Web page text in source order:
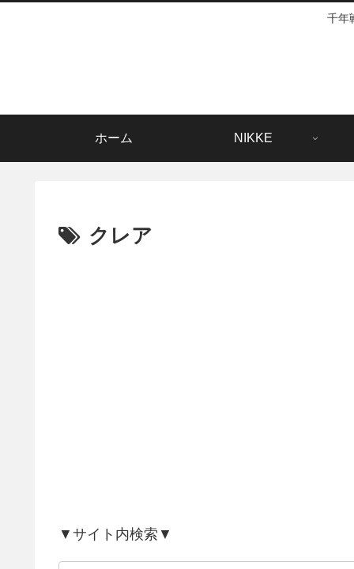
千年
ホーム NIKKE
クレア
▼サイト内検索▼